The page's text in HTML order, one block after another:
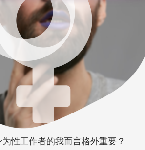
性工作者的我而言格外重要？